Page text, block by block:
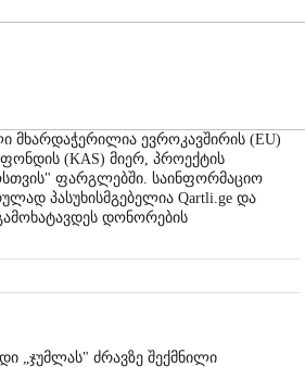
მხარდაჭერილია ევროკავშირის (EU)
(KAS) მიერ, პროექტის
ფარგლებში. საინფორმაციო
პასუხისმგებელია Qartli.ge და
დონორების
„ჯუმლას" ძრავზე შექმნილი